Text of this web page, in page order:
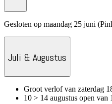
Gesloten op maandag 25 juni
Juli & Augustus
Groot verlof van zaterdag
10 > 14 augustus open van